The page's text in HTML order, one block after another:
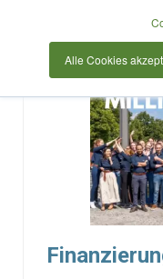
Alle Cookies